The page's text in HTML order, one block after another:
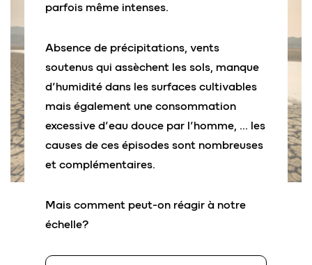
parfois même intenses.
Absence de précipitations, vents
soutenus qui assèchent les sols, manque
d’humidité dans les surfaces cultivables
mais également une consommation
excessive d’eau douce par l’homme, … les
causes de ces épisodes sont nombreuses
et complémentaires.
Mais comment peut-on réagir à notre
échelle?